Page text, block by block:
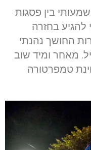
בין פסגות
להגיע בחזרה
החושך נהנתי
מאחר ומיד שוב
טמפרטורה